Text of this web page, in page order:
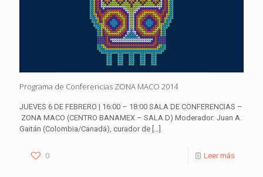
Programa de Conferencias ZONA MACO 2014
JUEVES 6 DE FEBRERO | 16:00 – 18:00 SALA DE CONFERENCIAS –
ZONA MACO (CENTRO BANAMEX – SALA D) Moderador: Juan A.
Gaitán (Colombia/Canadá), curador de […]
0 Leer más